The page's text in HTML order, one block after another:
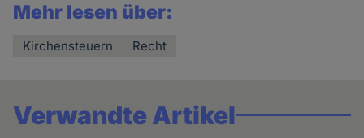
Mehr lesen über:
Kirchensteuern Recht
Verwandte Artikel